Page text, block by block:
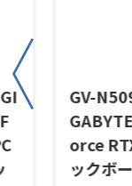
GV-
orce
ックボ